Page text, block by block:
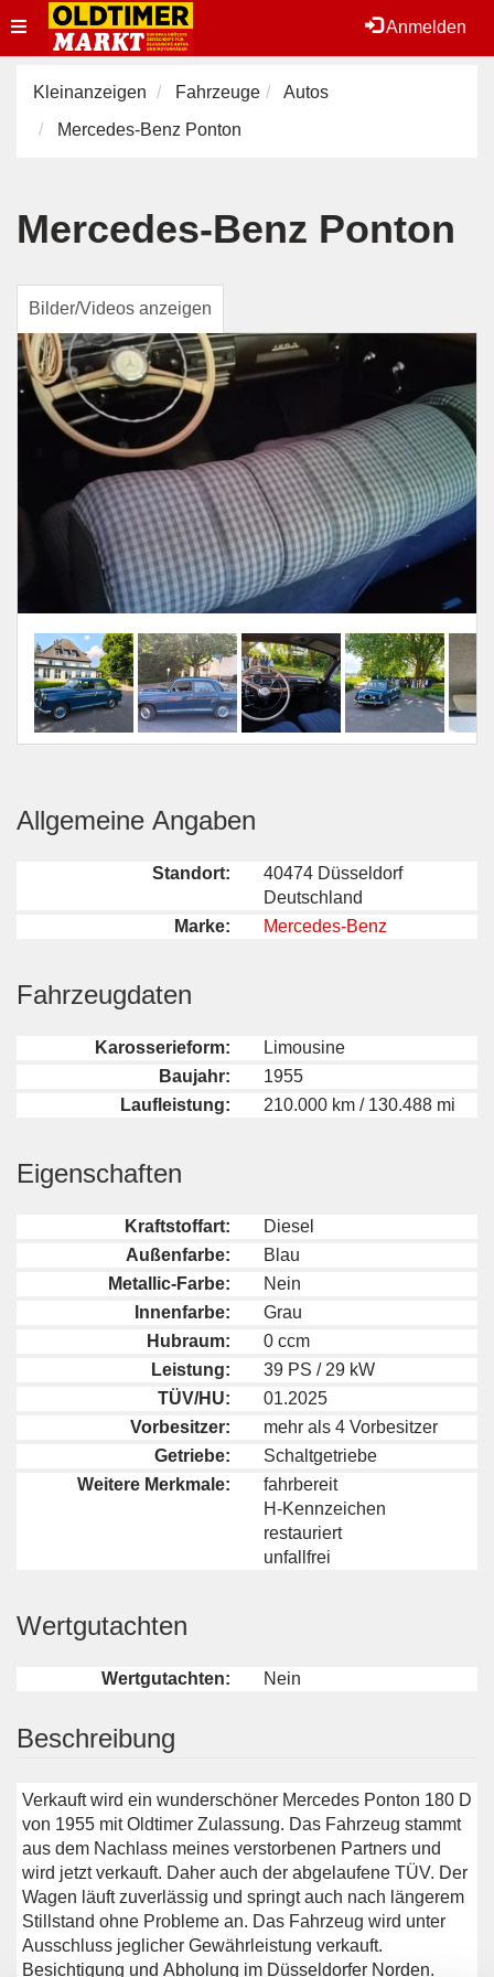
Anmelden
Toggle
navigation
Kleinanzeigen Fahrzeuge
Autos
Mercedes-Benz Ponton
Mercedes-Benz Ponton
Bilder/Videos anzeigen
Allgemeine Angaben
Standort:
40474 Düsseldorf
Deutschland
Marke:
Mercedes-Benz
Fahrzeugdaten
Karosserieform:
Limousine
Baujahr:
1955
Laufleistung:
210.000 km / 130.488 mi
Eigenschaften
Kraftstoffart:
Diesel
Außenfarbe:
Blau
Metallic-Farbe:
Nein
Innenfarbe:
Grau
Hubraum:
0 ccm
Leistung:
39 PS / 29 kW
TÜV/HU:
01.2025
Vorbesitzer:
mehr als 4 Vorbesitzer
Getriebe:
Schaltgetriebe
Weitere Merkmale:
fahrbereit
H-Kennzeichen
restauriert
unfallfrei
Wertgutachten
Wertgutachten: Nein
Beschreibung
Verkauft wird ein wunderschöner Mercedes Ponton 180 D
von 1955 mit Oldtimer Zulassung. Das Fahrzeug stammt
aus dem Nachlass meines verstorbenen Partners und
wird jetzt verkauft. Daher auch der abgelaufene TÜV. Der
Wagen läuft zuverlässig und springt auch nach längerem
Stillstand ohne Probleme an. Das Fahrzeug wird unter
Ausschluss jeglicher Gewährleistung verkauft.
Besichtigung und Abholung im Düsseldorfer Norden.